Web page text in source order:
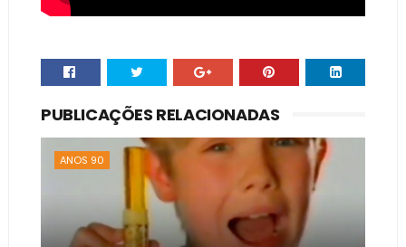
PUBLICAÇÕES RELACIONADAS
ANOS 90